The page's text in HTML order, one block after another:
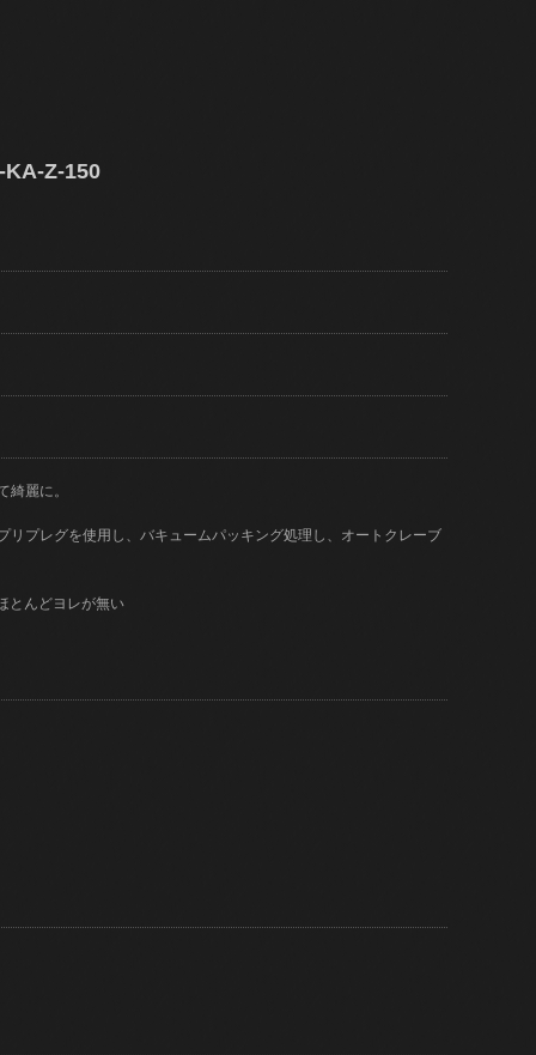
KA-Z-150
綺麗に。
リプレグを使用し、バキュームパッキング処理し、オートクレーブ
とんどヨレが無い